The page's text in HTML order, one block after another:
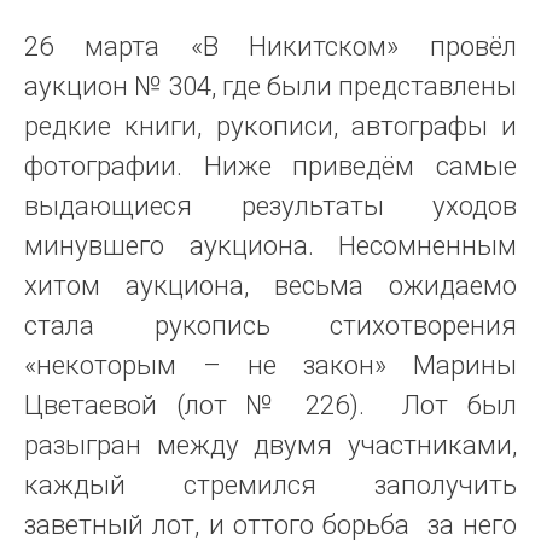
26 марта «В Никитском» провёл
аукцион № 304, где были представлены
редкие книги, рукописи, автографы и
фотографии. Ниже приведём самые
выдающиеся результаты уходов
минувшего аукциона. Несомненным
хитом аукциона, весьма ожидаемо
стала рукопись стихотворения
«некоторым – не закон» Марины
Цветаевой (лот № 226). Лот был
разыгран между двумя участниками,
каждый стремился заполучить
заветный лот, и оттого борьба за него